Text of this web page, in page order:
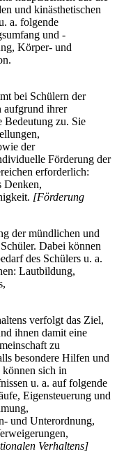
und kinästhetischen
a. folgende
und -
Körper- und
bei Schülern der
aufgrund ihrer
Bedeutung zu. Sie
der
Förderung der
erforderlich:
Denken,
[Förderung
der mündlichen und
Dabei können
des Schülers u. a.
Lautbildung,
verfolgt das Ziel,
ihnen damit eine
zu
besondere Hilfen und
können sich in
u. a. auf folgende
Eigensteuerung und
und Unterordnung,
Verhaltens]